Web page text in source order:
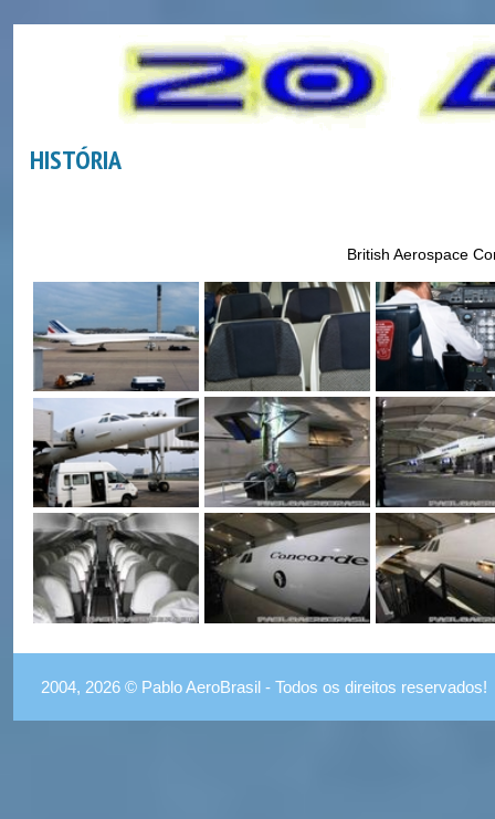
HISTÓRIA
British Aerospace
2004, 2026 © Pablo AeroBrasil - Todos os direitos reservados!